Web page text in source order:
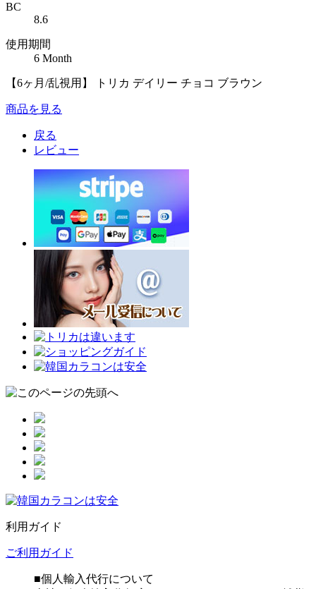
BC
8.6
使用期間
6 Month
【6ヶ月/乱視用】 トリカ デイリー チョコ ブラウン
商品を見る
戻る
レビュー
利用ガイド
ご利用ガイド
■個人輸入代行について